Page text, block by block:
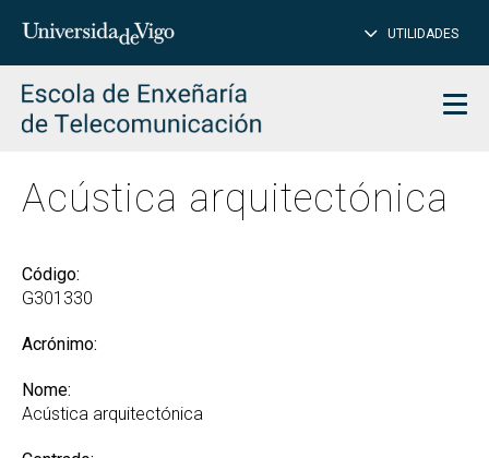
Introduce
para
buscar
UTILIDADES
Acústica arquitectónica
Código:
G301330
Acrónimo:
Nome:
Acústica arquitectónica